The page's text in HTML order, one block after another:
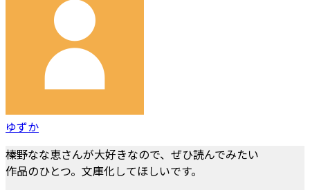
ゆずか
榛野なな恵さんが大好きなので、ぜひ読んでみたい
作品のひとつ。文庫化してほしいです。